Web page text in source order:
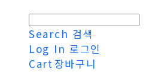
Search 검색
Log In 로그인
Cart 장바구니